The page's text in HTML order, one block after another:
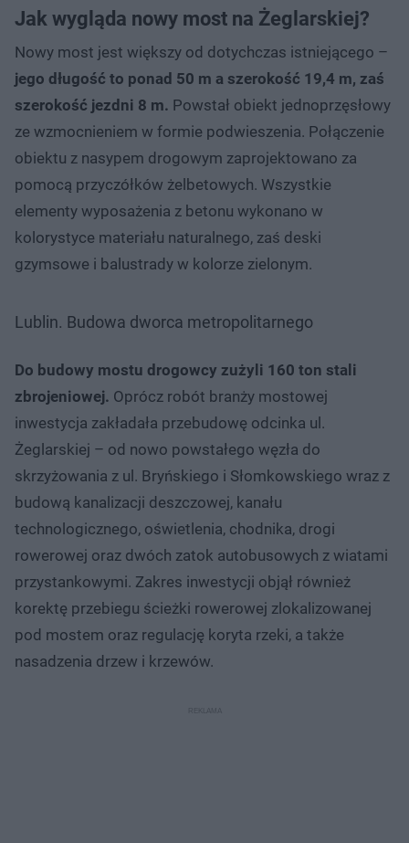
Jak wygląda nowy most na Żeglarskiej?
Nowy most jest większy od dotychczas istniejącego –
jego długość to ponad 50 m a szerokość 19,4 m, zaś
szerokość jezdni 8 m. Powstał obiekt jednoprzęsłowy
ze wzmocnieniem w formie podwieszenia. Połączenie
obiektu z nasypem drogowym zaprojektowano za
pomocą przyczółków żelbetowych. Wszystkie
elementy wyposażenia z betonu wykonano w
kolorystyce materiału naturalnego, zaś deski
gzymsowe i balustrady w kolorze zielonym.
Lublin. Budowa dworca metropolitarnego
Do budowy mostu drogowcy zużyli 160 ton stali
zbrojeniowej. Oprócz robót branży mostowej
inwestycja zakładała przebudowę odcinka ul.
Żeglarskiej – od nowo powstałego węzła do
skrzyżowania z ul. Bryńskiego i Słomkowskiego wraz z
budową kanalizacji deszczowej, kanału
technologicznego, oświetlenia, chodnika, drogi
rowerowej oraz dwóch zatok autobusowych z wiatami
przystankowymi. Zakres inwestycji objął również
korektę przebiegu ścieżki rowerowej zlokalizowanej
pod mostem oraz regulację koryta rzeki, a także
nasadzenia drzew i krzewów.